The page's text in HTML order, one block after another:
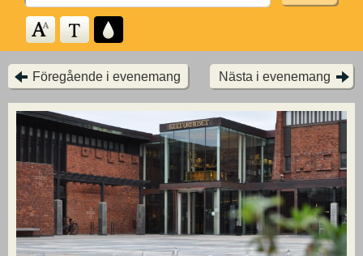
for:
Föregående i evenemang Nästa i evenemang